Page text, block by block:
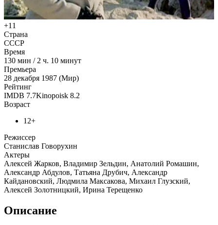
+11
Страна
СССР
Время
130 мин /2 ч. 10 минут
Премьера
28 декабря 1987 (Мир)
Рейтинг
IMDB 7.7Kinopoisk 8.2
Возраст
12+
Режиссер
Станислав Говорухин
Актеры
Алексей Жарков, Владимир Зельдин, Анатолий Ромашин,
Александр Абдулов, Татьяна Друбич, Александр
Кайдановский, Людмила Максакова, Михаил Глузский,
Алексей Золотницкий, Ирина Терещенко
Описание